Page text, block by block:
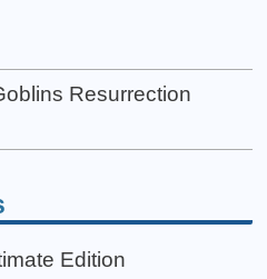
Resurrection
Edition